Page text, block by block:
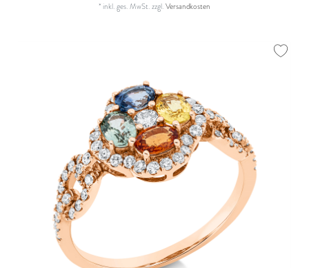
* inkl. ges. MwSt.zzgl.Versandkosten